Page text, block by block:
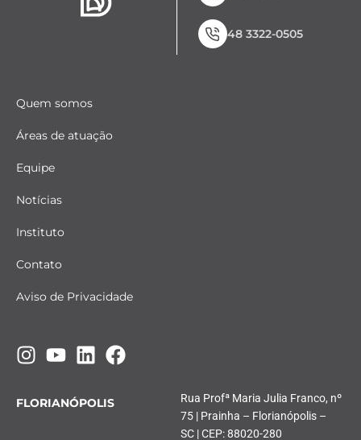
48 3322-0505
Quem somos
Áreas de atuação
Equipe
Notícias
Instituto
Contato
Aviso de Privacidade
FLORIANÓPOLIS
Rua Profª Maria Julia Franco, nº
75 | Prainha – Florianópolis –
SC | CEP: 88020-280